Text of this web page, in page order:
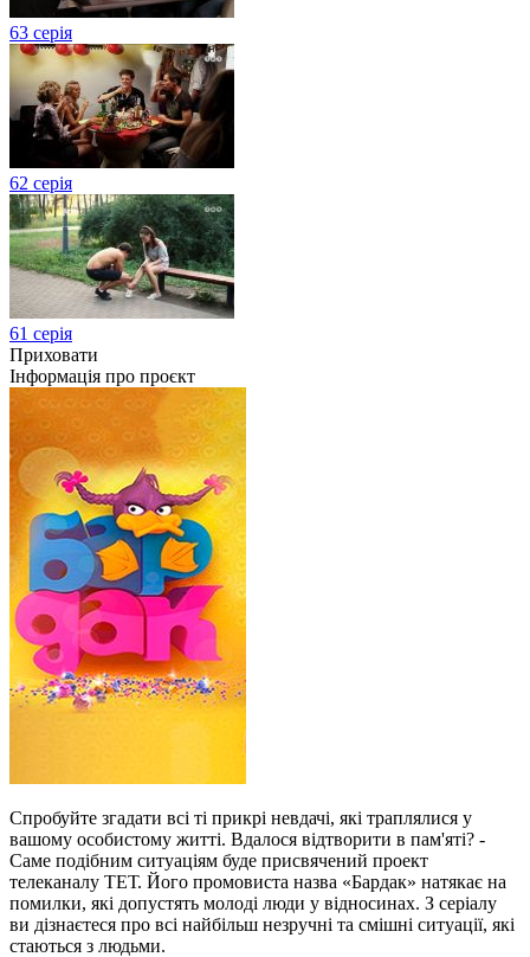
63 серія
62 серія
61 серія
Приховати
Інформація про проєкт
Спробуйте згадати всі ті прикрі невдачі, які траплялися у
вашому особистому житті. Вдалося відтворити в пам'яті? -
Саме подібним ситуаціям буде присвячений проект
телеканалу ТЕТ. Його промовиста назва «Бардак» натякає на
помилки, які допустять молоді люди у відносинах. З серіалу
ви дізнаєтеся про всі найбільш незручні та смішні ситуації, які
стаються з людьми.